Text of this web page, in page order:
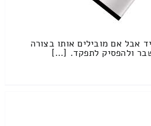
אבל אם מובילים אותו בצורה
ולהפסיק לתפקד. […]